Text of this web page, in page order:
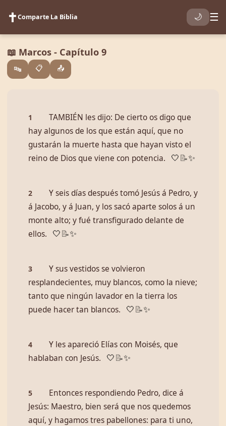
✝️Comparte La Biblia 🌙 ☰
📖 Marcos - Capítulo 9
🔤 📋 📤
1
TAMBIÉN les dijo: De cierto os digo que
hay algunos de los que están aquí, que no
gustarán la muerte hasta que hayan visto el
reino de Dios que viene con potencia.
🤍 📝✨
2
Y seis días después tomó Jesús á Pedro, y
á Jacobo, y á Juan, y los sacó aparte solos á un
monte alto; y fué transfigurado delante de
ellos.
🤍 📝✨
3
Y sus vestidos se volvieron
resplandecientes, muy blancos, como la nieve;
tanto que ningún lavador en la tierra los
puede hacer tan blancos.
🤍 📝✨
4
Y les apareció Elías con Moisés, que
hablaban con Jesús.
🤍 📝✨
5
Entonces respondiendo Pedro, dice á
Jesús: Maestro, bien será que nos quedemos
aquí, y hagamos tres pabellones: para ti uno,